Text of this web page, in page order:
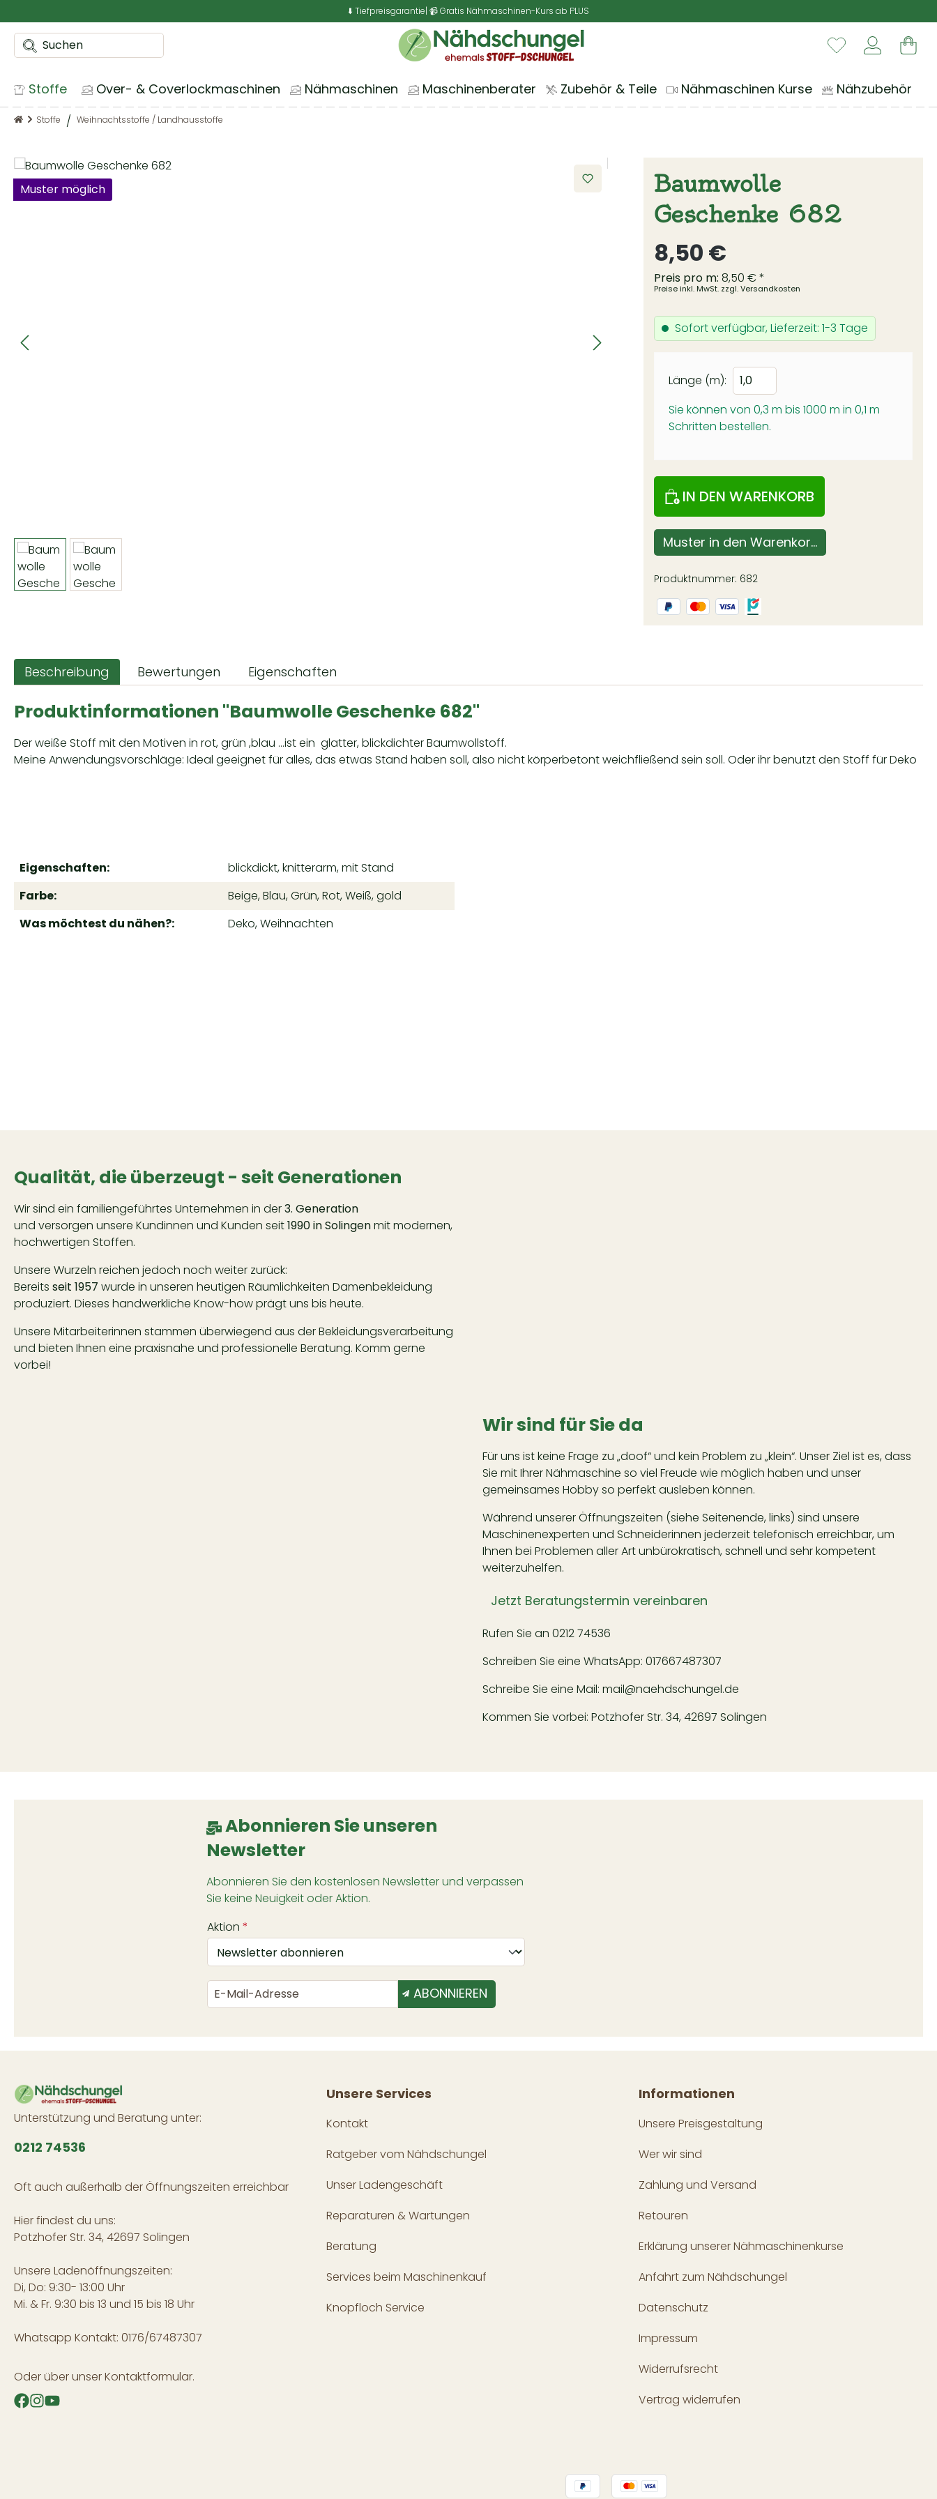
⬇️ Tiefpreisgarantie| 📹 Gratis Nähmaschinen-Kurs ab PLUS
Du hast 0
Stoffe Over- & Coverlockmaschinen Nähmaschinen Maschinenberater Zubehör & Teile Nähmaschinen Kurse Nähzubehör
Stoffe Weihnachtsstoffe / Landhausstoffe
Muster möglich
Bildergalerie überspringen
Baumwolle
Geschenke 682
Regulärer Preis:
8,50 €
Preis pro m: 8,50 € *
Preise inkl. MwSt. zzgl. Versandkosten
Sofort verfügbar, Lieferzeit: 1-3 Tage
Länge (m):
Sie können von 0,3 m bis 1000 m in 0,1 m
Schritten bestellen.
IN DEN WARENKORB
Muster in den Warenkorb
Produktnummer: 682
Beschreibung Bewertungen Eigenschaften
Produktinformationen "Baumwolle Geschenke 682"
Der weiße Stoff mit den Motiven in rot, grün ,blau ...ist ein glatter, blickdichter Baumwollstoff.
Meine Anwendungsvorschläge: Ideal geeignet für alles, das etwas Stand haben soll, also nicht körperbetont weichfließend sein soll. Oder ihr benutzt den Stoff für Deko
Eigenschaften:
blickdickt, knitterarm, mit Stand
Farbe:
Beige, Blau, Grün, Rot, Weiß, gold
Was möchtest du nähen?:
Deko, Weihnachten
Qualität, die überzeugt - seit Generationen
Wir sind ein familiengeführtes Unternehmen in der3. Generation
und versorgen unsere Kundinnen und Kunden seit1990 in Solingenmit modernen,
hochwertigen Stoffen.
Unsere Wurzeln reichen jedoch noch weiter zurück:
Bereits seit 1957 wurde in unseren heutigen Räumlichkeiten Damenbekleidung
produziert. Dieses handwerkliche Know-how prägt uns bis heute.
Unsere Mitarbeiterinnen stammen überwiegend aus der Bekleidungsverarbeitung
und bieten Ihnen eine praxisnahe und professionelle Beratung. Komm gerne
vorbei!
Wir sind für Sie da
Für uns ist keine Frage zu „doof“ und kein Problem zu „klein“. Unser Ziel ist es, dass
Sie mit Ihrer Nähmaschine so viel Freude wie möglich haben und unser
gemeinsames Hobby so perfekt ausleben können.
Während unserer Öffnungszeiten (siehe Seitenende, links) sind unsere
Maschinenexperten und Schneiderinnen jederzeit telefonisch erreichbar, um
Ihnen bei Problemen aller Art unbürokratisch, schnell und sehr kompetent
weiterzuhelfen.
Jetzt Beratungstermin vereinbaren
Rufen Sie an 0212 74536
Schreiben Sie eine WhatsApp: 017667487307
Schreibe Sie eine Mail: mail@naehdschungel.de
Kommen Sie vorbei: Potzhofer Str. 34, 42697 Solingen
Abonnieren Sie unseren
Newsletter
Abonnieren Sie den kostenlosen Newsletter und verpassen
Sie keine Neuigkeit oder Aktion.
Aktion *
ABONNIEREN
Unterstützung und Beratung unter:
0212 74536
Oft auch außerhalb der Öffnungszeiten erreichbar
Hier findest du uns:
Potzhofer Str. 34, 42697 Solingen
Unsere Ladenöffnungszeiten:
Di, Do: 9:30- 13:00 Uhr
Mi. & Fr. 9:30 bis 13 und 15 bis 18 Uhr
Whatsapp Kontakt: 0176/67487307
Oder über unserKontaktformular.
Unsere Services
Kontakt
Ratgeber vom Nähdschungel
Unser Ladengeschäft
Reparaturen & Wartungen
Beratung
Services beim Maschinenkauf
Knopfloch Service
Informationen
Unsere Preisgestaltung
Wer wir sind
Zahlung und Versand
Retouren
Erklärung unserer Nähmaschinenkurse
Anfahrt zum Nähdschungel
Datenschutz
Impressum
Widerrufsrecht
Vertrag widerrufen